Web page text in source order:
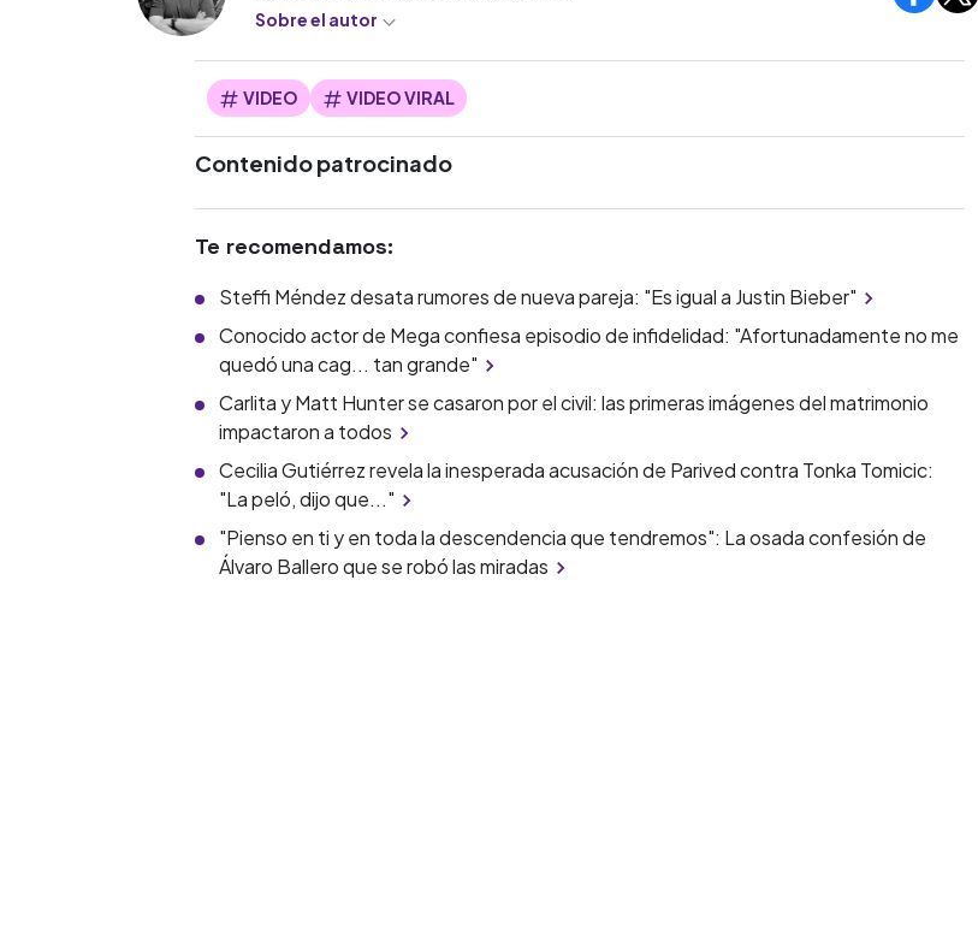
Sobre el autor
VIDEO VIDEO VIRAL
Contenido patrocinado
Te recomendamos:
Steffi Méndez desata rumores de nueva pareja: "Es igual a Justin Bieber"
Conocido actor de Mega confiesa episodio de infidelidad: "Afortunadamente no me
quedó una cag... tan grande"
Carlita y Matt Hunter se casaron por el civil: las primeras imágenes del matrimonio
impactaron a todos
Cecilia Gutiérrez revela la inesperada acusación de Parived contra Tonka Tomicic:
"La peló, dijo que..."
"Pienso en ti y en toda la descendencia que tendremos": La osada confesión de
Álvaro Ballero que se robó las miradas